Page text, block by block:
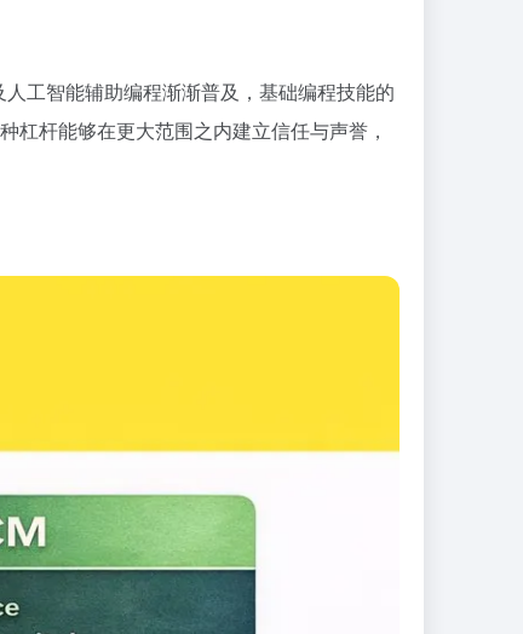
工智能辅助编程渐渐普及，基础编程技能的
杠杆能够在更大范围之内建立信任与声誉，